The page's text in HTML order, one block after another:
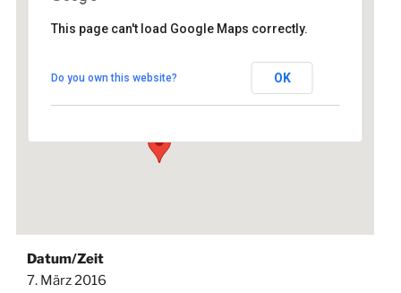
Seminarraum
Johannisstraße 1 - Lauf an der Pegnitz
This page can't load Google Maps correctly.
Do you own this website? OK
Datum/Zeit
7. März 2016